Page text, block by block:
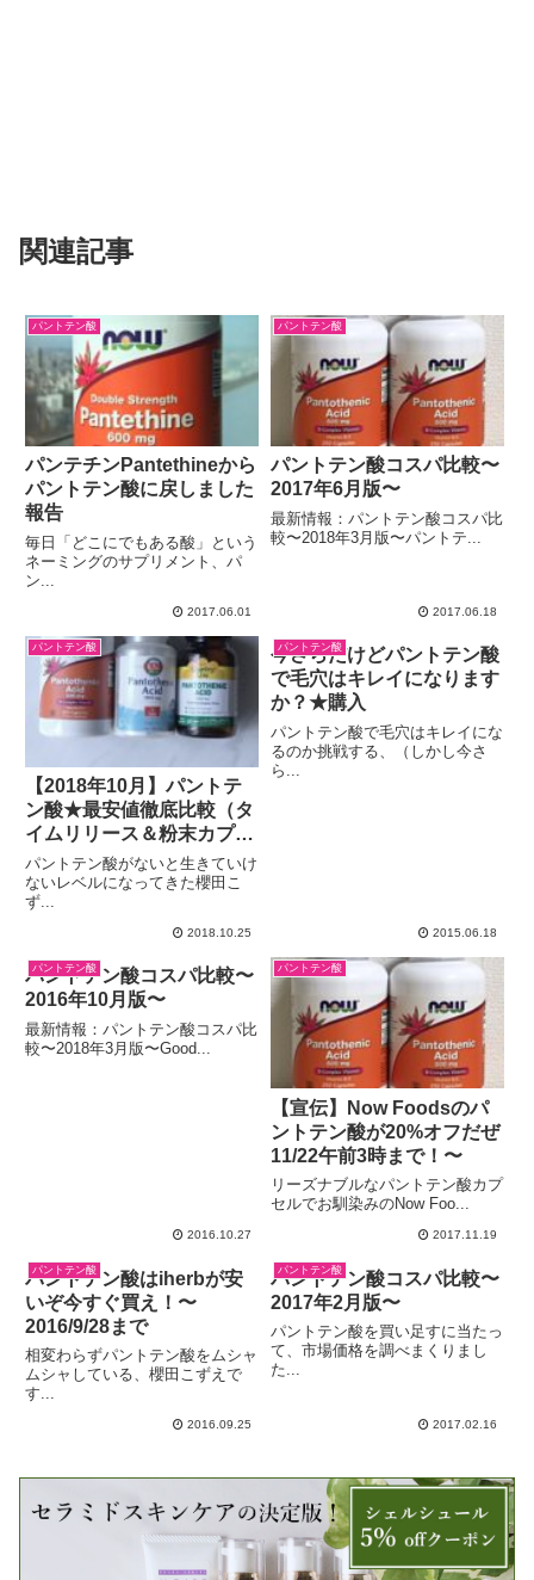
関連記事
パントテン酸
パンテチンPantethineから
パントテン酸に戻しました
報告
毎日「どこにでもある酸」という
ネーミングのサプリメント、パ
ン...
2017.06.01
パントテン酸
パントテン酸コスパ比較〜
2017年6月版〜
最新情報：パントテン酸コスパ比
較〜2018年3月版〜パントテ...
2017.06.18
パントテン酸
【2018年10月】パントテ
ン酸★最安値徹底比較（タ
イムリリース＆粉末カプセ
ル）
パントテン酸がないと生きていけ
ないレベルになってきた櫻田こ
ず...
2018.10.25
パントテン酸
今さらだけどパントテン酸
で毛穴はキレイになります
か？★購入
パントテン酸で毛穴はキレイにな
るのか挑戦する、（しかし今さ
ら...
2015.06.18
パントテン酸
パントテン酸コスパ比較〜
2016年10月版〜
最新情報：パントテン酸コスパ比
較〜2018年3月版〜Good...
2016.10.27
パントテン酸
【宣伝】Now Foodsのパ
ントテン酸が20%オフだぜ
11/22午前3時まで！〜
リーズナブルなパントテン酸カプ
セルでお馴染みのNow Foo...
2017.11.19
パントテン酸
パントテン酸はiherbが安
いぞ今すぐ買え！〜
2016/9/28まで
相変わらずパントテン酸をムシャ
ムシャしている、櫻田こずえで
す...
2016.09.25
パントテン酸
パントテン酸コスパ比較〜
2017年2月版〜
パントテン酸を買い足すに当たっ
て、市場価格を調べまくりまし
た...
2017.02.16